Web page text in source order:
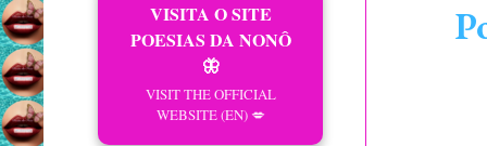
VISITA O SITE
POESIAS DA NONÔ
🦋
VISIT THE OFFICIAL
WEBSITE (EN) 💋